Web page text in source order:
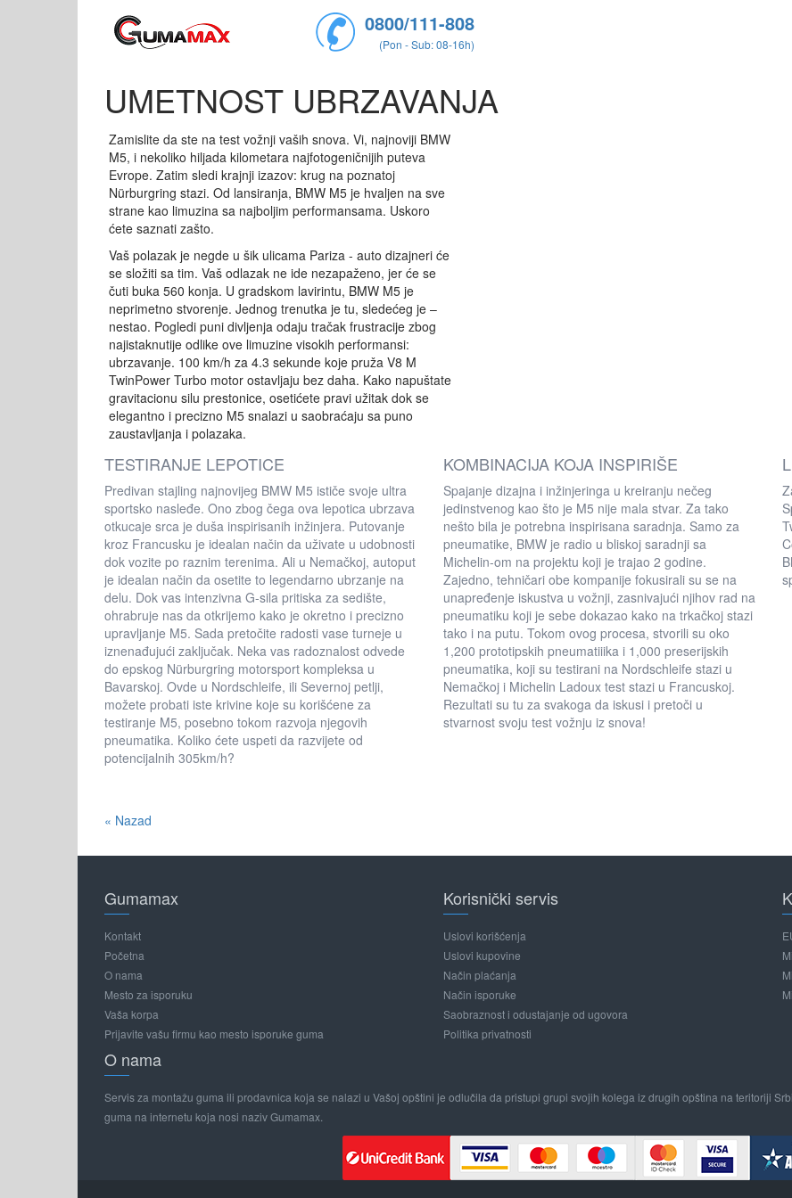
0800/111-808
(Pon - Sub: 08-16h)
UMETNOST UBRZAVANJA
Zamislite da ste na test vožnji vaših snova. Vi, najnoviji BMW
M5, i nekoliko hiljada kilometara najfotogeničnijih puteva
Evrope. Zatim sledi krajnji izazov: krug na poznatoj
Nürburgring stazi. Od lansiranja, BMW M5 je hvaljen na sve
strane kao limuzina sa najboljim performansama. Uskoro
ćete saznati zašto.
Vaš polazak je negde u šik ulicama Pariza - auto dizajneri će
se složiti sa tim. Vaš odlazak ne ide nezapaženo, jer će se
čuti buka 560 konja. U gradskom lavirintu, BMW M5 je
neprimetno stvorenje. Jednog trenutka je tu, sledećeg je –
nestao. Pogledi puni divljenja odaju tračak frustracije zbog
najistaknutije odlike ove limuzine visokih performansi:
ubrzavanje. 100 km/h za 4.3 sekunde koje pruža V8 M
TwinPower Turbo motor ostavljaju bez daha. Kako napuštate
gravitacionu silu prestonice, osetićete pravi užitak dok se
elegantno i precizno M5 snalazi u saobraćaju sa puno
zaustavljanja i polazaka.
TESTIRANJE LEPOTICE
Predivan stajling najnovijeg BMW M5 ističe svoje ultra
sportsko nasleđe. Ono zbog čega ova lepotica ubrzava
otkucaje srca je duša inspirisanih inžinjera. Putovanje
kroz Francusku je idealan način da uživate u udobnosti
dok vozite po raznim terenima. Ali u Nemačkoj, autoput
je idealan način da osetite to legendarno ubrzanje na
delu. Dok vas intenzivna G-sila pritiska za sedište,
ohrabruje nas da otkrijemo kako je okretno i precizno
upravljanje M5. Sada pretočite radosti vase turneje u
iznenađujući zaključak. Neka vas radoznalost odvede
do epskog Nürburgring motorsport kompleksa u
Bavarskoj. Ovde u Nordschleife, ili Severnoj petlji,
možete probati iste krivine koje su korišćene za
testiranje M5, posebno tokom razvoja njegovih
pneumatika. Koliko ćete uspeti da razvijete od
potencijalnih 305km/h?
KOMBINACIJA KOJA INSPIRIŠE
Spajanje dizajna i inžinjeringa u kreiranju nečeg
jedinstvenog kao što je M5 nije mala stvar. Za tako
nešto bila je potrebna inspirisana saradnja. Samo za
pneumatike, BMW je radio u bliskoj saradnji sa
Michelin-om na projektu koji je trajao 2 godine.
Zajedno, tehničari obe kompanije fokusirali su se na
unapređenje iskustva u vožnji, zasnivajući njihov rad na
pneumatiku koji je sebe dokazao kako na trkačkoj stazi
tako i na putu. Tokom ovog procesa, stvorili su oko
1,200 prototipskih pneumatiiika i 1,000 preserijskih
pneumatika, koji su testirani na Nordschleife stazi u
Nemačkoj i Michelin Ladoux test stazi u Francuskoj.
Rezultati su tu za svakoga da iskusi i pretoči u
stvarnost svoju test vožnju iz snova!
« Nazad
Gumamax
Kontakt
Početna
O nama
Mesto za isporuku
Vaša korpa
Prijavite vašu firmu kao mesto isporuke guma
Korisnički servis
Uslovi korišćenja
Uslovi kupovine
Način plaćanja
Način isporuke
Saobraznost i odustajanje od ugovora
Politika privatnosti
O nama
Servis za montažu guma ili prodavnica koja se nalazi u Vašoj opštini je odlučila da pristupi grupi svojih kolega iz drugih opština na teritoriji
guma na internetu koja nosi naziv Gumamax.